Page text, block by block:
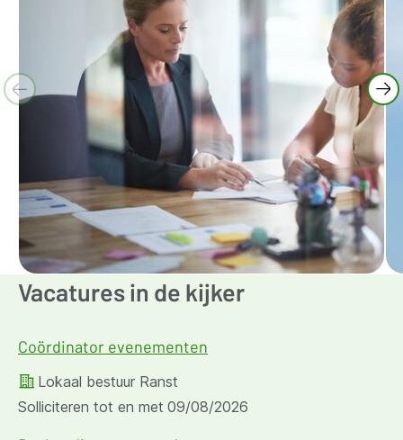
Vacatures in de kijker
Coördinator evenementen
Lokaal bestuur Ranst
Solliciteren tot en met 09/08/2026